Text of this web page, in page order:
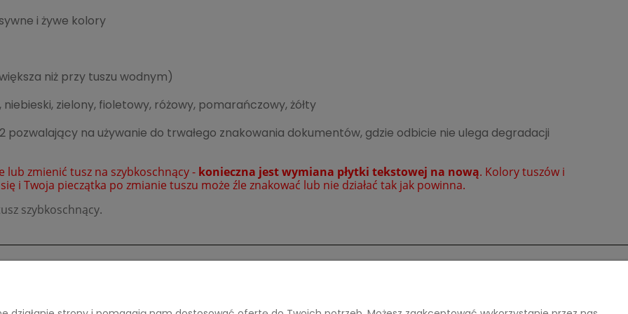
i żywe kolory
niż przy tuszu wodnym)
zielony, fioletowy, różowy, pomarańczowy, żółty
pozwalający na używanie do trwałego znakowania dokumentów, gdzie odbicie nie ulega degradacji
lub zmienić tusz na szybkoschnący - konieczna jest wymiana płytki tekstowej na nową. Kolory tuszów i
i Twoja pieczątka po zmianie tuszu może źle znakować lub nie działać tak jak powinna.
szybkoschnący.